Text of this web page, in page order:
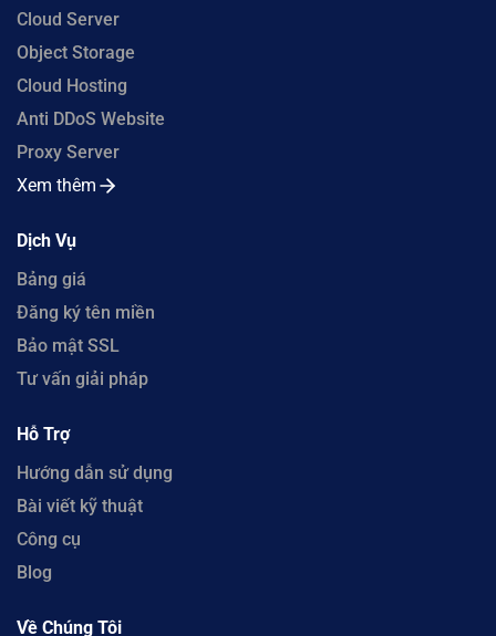
Cloud Server
Object Storage
Cloud Hosting
Anti DDoS Website
Proxy Server
Xem thêm
Dịch Vụ
Bảng giá
Đăng ký tên miền
Bảo mật SSL
Tư vấn giải pháp
Hỗ Trợ
Hướng dẫn sử dụng
Bài viết kỹ thuật
Công cụ
Blog
Về Chúng Tôi